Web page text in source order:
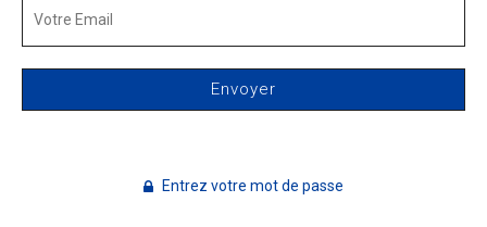
Entrez votre mot de passe